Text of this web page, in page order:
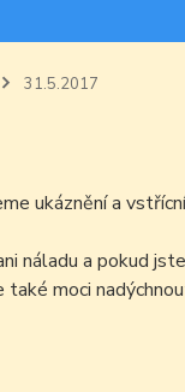
31.5.2017
ukáznění a
náladu a pokud
moci